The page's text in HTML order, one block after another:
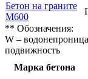
Бетон на граните
М600
** Обозначения:
W –
подвижность
Марка бетона